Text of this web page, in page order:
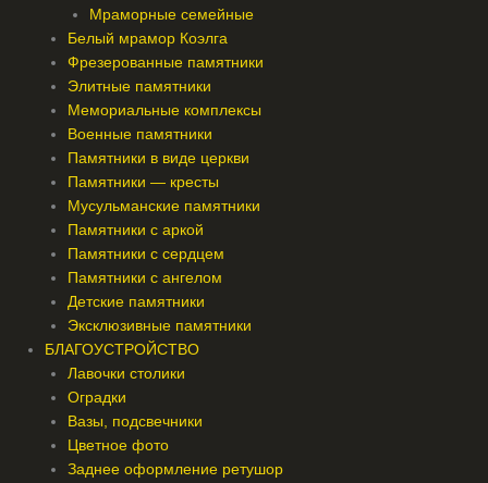
Мраморные семейные
Белый мрамор Коэлга
Фрезерованные памятники
Элитные памятники
Мемориальные комплексы
Военные памятники
Памятники в виде церкви
Памятники — кресты
Мусульманские памятники
Памятники с аркой
Памятники с сердцем
Памятники с ангелом
Детские памятники
Эксклюзивные памятники
БЛАГОУСТРОЙСТВО
Лавочки столики
Оградки
Вазы, подсвечники
Цветное фото
Заднее оформление ретушор